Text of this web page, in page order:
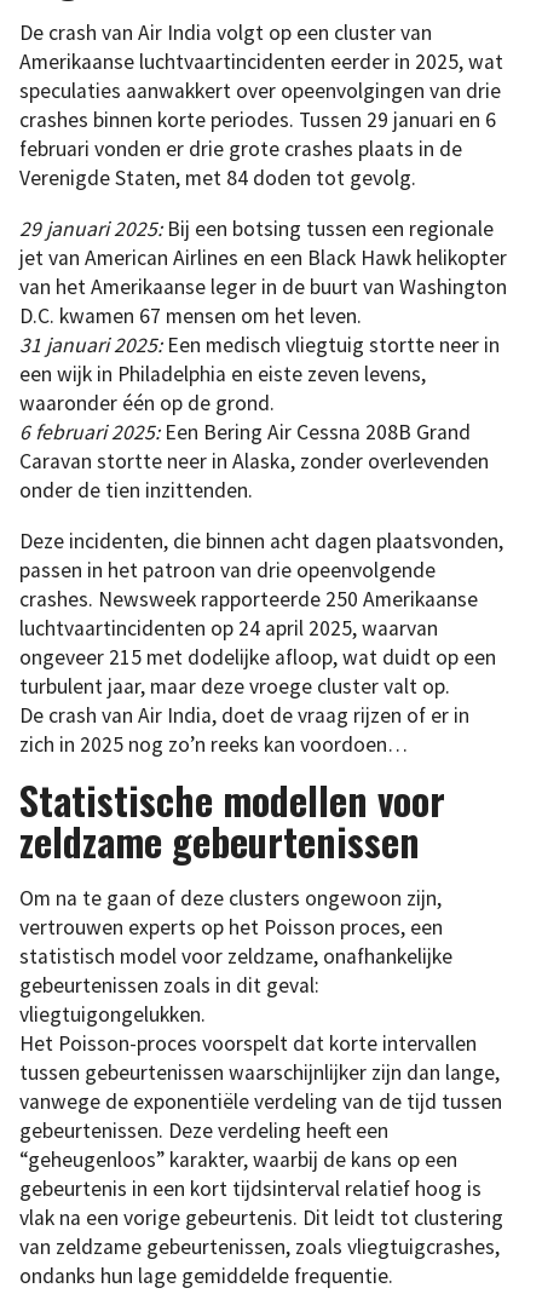
De crash van Air India volgt op een cluster van
Amerikaanse luchtvaartincidenten eerder in 2025, wat
speculaties aanwakkert over opeenvolgingen van drie
crashes binnen korte periodes. Tussen 29 januari en 6
februari vonden er drie grote crashes plaats in de
Verenigde Staten, met 84 doden tot gevolg.
29 januari 2025:Bij een botsing tussen een regionale
jet van American Airlines en een Black Hawk helikopter
van het Amerikaanse leger in de buurt van Washington
D.C. kwamen 67 mensen om het leven.
31 januari 2025:Een medisch vliegtuig stortte neer in
een wijk in Philadelphia en eiste zeven levens,
waaronder één op de grond.
6 februari 2025:Een Bering Air Cessna 208B Grand
Caravan stortte neer in Alaska, zonder overlevenden
onder de tien inzittenden.
Deze incidenten, die binnen acht dagen plaatsvonden,
passen in het patroon van drie opeenvolgende
crashes. Newsweek rapporteerde 250 Amerikaanse
luchtvaartincidenten op 24 april 2025, waarvan
ongeveer 215 met dodelijke afloop, wat duidt op een
turbulent jaar, maar deze vroege cluster valt op.
De crash van Air India, doet de vraag rijzen of er in
zich in 2025 nog zo’n reeks kan voordoen…
Statistische modellen voor
zeldzame gebeurtenissen
Om na te gaan of deze clusters ongewoon zijn,
vertrouwen experts op het Poisson proces, een
statistisch model voor zeldzame, onafhankelijke
gebeurtenissen zoals in dit geval:
vliegtuigongelukken.
Het Poisson-proces voorspelt dat korte intervallen
tussen gebeurtenissen waarschijnlijker zijn dan lange,
vanwege de exponentiële verdeling van de tijd tussen
gebeurtenissen. Deze verdeling heeft een
“geheugenloos” karakter, waarbij de kans op een
gebeurtenis in een kort tijdsinterval relatief hoog is
vlak na een vorige gebeurtenis. Dit leidt tot clustering
van zeldzame gebeurtenissen, zoals vliegtuigcrashes,
ondanks hun lage gemiddelde frequentie.